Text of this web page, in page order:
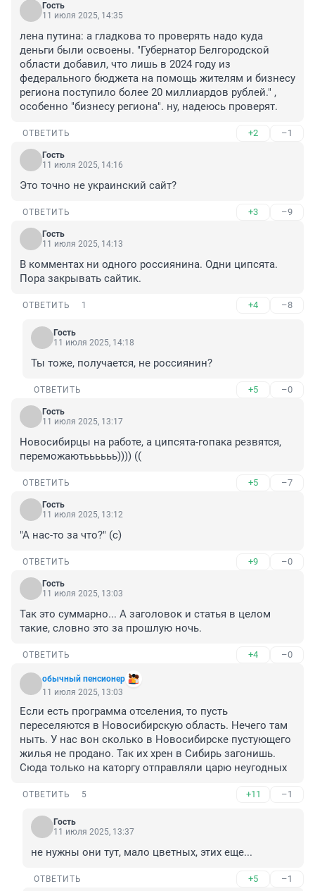
Гость
11 июля 2025, 14:35
лена путина: а гладкова то проверять надо куда
деньги были освоены. "Губернатор Белгородской
области добавил, что лишь в 2024 году из
федерального бюджета на помощь жителям и бизнесу
региона поступило более 20 миллиардов рублей." ,
особенно "бизнесу региона". ну, надеюсь проверят.
ОТВЕТИТЬ +2 –1
Гость
11 июля 2025, 14:16
Это точно не украинский сайт?
ОТВЕТИТЬ +3 –9
Гость
11 июля 2025, 14:13
В комментах ни одного россиянина. Одни ципсята.
Пора закрывать сайтик.
ОТВЕТИТЬ 1 +4 –8
Гость
11 июля 2025, 14:18
Ты тоже, получается, не россиянин?
ОТВЕТИТЬ +5 –0
Гость
11 июля 2025, 13:17
Новосибирцы на работе, а ципсята-гопака резвятся,
переможаютьььььь)))) ((
ОТВЕТИТЬ +5 –7
Гость
11 июля 2025, 13:12
"А нас-то за что?" (с)
ОТВЕТИТЬ +9 –0
Гость
11 июля 2025, 13:03
Так это суммарно... А заголовок и статья в целом
такие, словно это за прошлую ночь.
ОТВЕТИТЬ +4 –0
обычный пенсионер
11 июля 2025, 13:03
Если есть программа отселения, то пусть
переселяются в Новосибирскую область. Нечего там
ныть. У нас вон сколько в Новосибирске пустующего
жилья не продано. Так их хрен в Сибирь загонишь.
Сюда только на каторгу отправляли царю неугодных
ОТВЕТИТЬ 5 +11 –1
Гость
11 июля 2025, 13:37
не нужны они тут, мало цветных, этих еще...
ОТВЕТИТЬ +5 –1